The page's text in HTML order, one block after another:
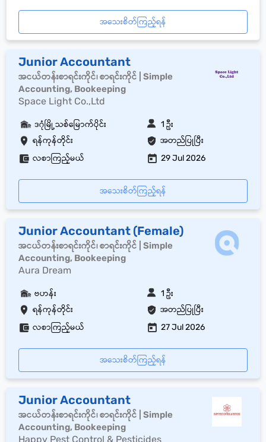
အသေးစိတ်ကြည့်ရန်
Junior Accountant
အငယ်တန်းစာရင်းကိုင်၊ စာရင်းကိုင် | Simple
Accounting, Bookeeping
Space Light Co.,Ltd
ရန်ကုန်တိုင်း အတည်ပြုပြီး
ဒဂုံမြို့သစ်မြောက်ပိုင်း 1 ဦး
လစာကြည့်မယ် 29 Jul 2026
အသေးစိတ်ကြည့်ရန်
Junior Accountant (Female)
အငယ်တန်းစာရင်းကိုင်၊ စာရင်းကိုင် | Simple
Accounting, Bookeeping
Aura Dream
ရန်ကုန်တိုင်း အတည်ပြုပြီး
ဗဟန်း 1 ဦး
လစာကြည့်မယ် 27 Jul 2026
အသေးစိတ်ကြည့်ရန်
Junior Accountant
အငယ်တန်းစာရင်းကိုင်၊ စာရင်းကိုင် | Simple
Accounting, Bookeeping
Happy Pest Control & Pesticides